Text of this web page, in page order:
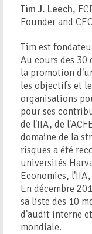
Tim J. Leech,
Founder and
Tim est
Au cours des 30
la promotion
les objectifs et
organisations
pour ses
de l'IIA, de
domaine de la
risques a été
universités
Economics,
En décembre
sa liste des 10
d'audit interne
mondiale.